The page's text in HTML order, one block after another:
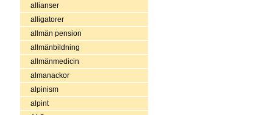
allianser
alligatorer
allmän pension
allmänbildning
allmänmedicin
almanackor
alpinism
alpint